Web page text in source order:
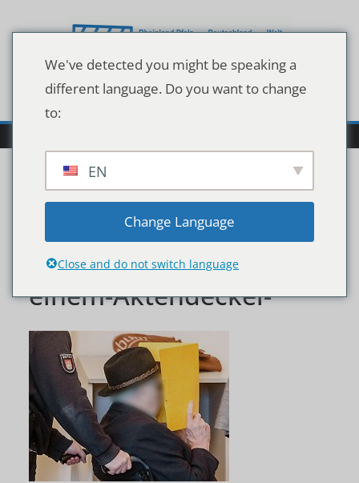
Inhalt
Der-Angeklagte-verbirgt-
sein-Gesicht-hinter-
einem-Aktendeckel-
We've detected you might be speaking a
different language. Do you want to change
to:
EN
Change Language
Close and do not switch language